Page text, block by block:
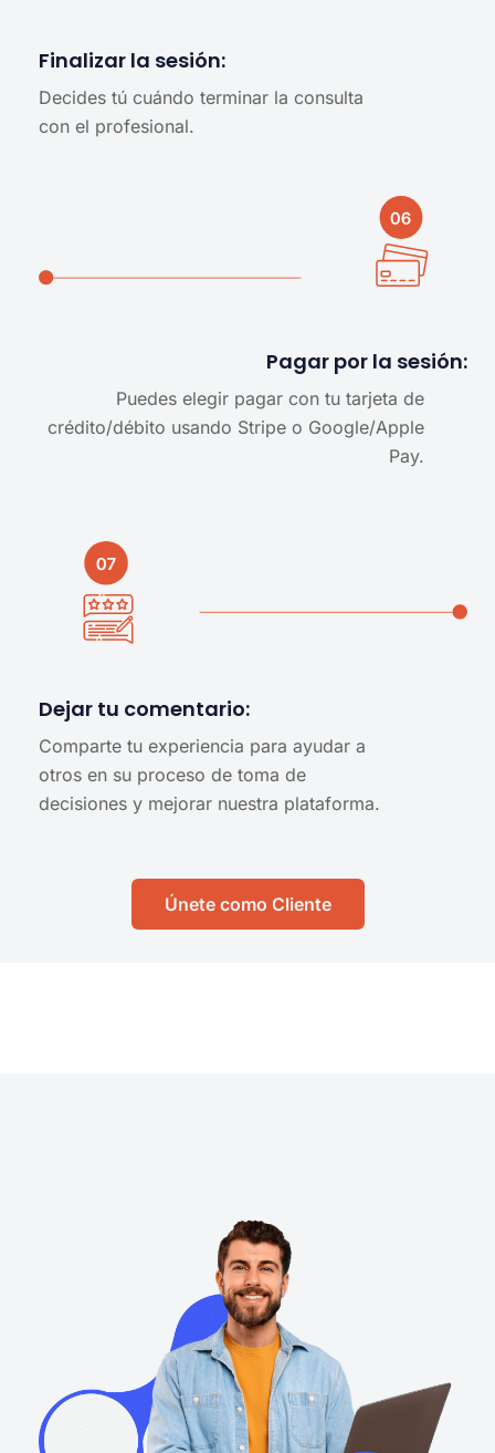
Finalizar la sesión:
Decides tú cuándo terminar la consulta
con el profesional.
Pagar por la sesión:
Puedes elegir pagar con tu tarjeta de
crédito/débito usando Stripe o Google/Apple
Pay.
Dejar tu comentario:
Comparte tu experiencia para ayudar a
otros en su proceso de toma de
decisiones y mejorar nuestra plataforma.
Únete como Cliente